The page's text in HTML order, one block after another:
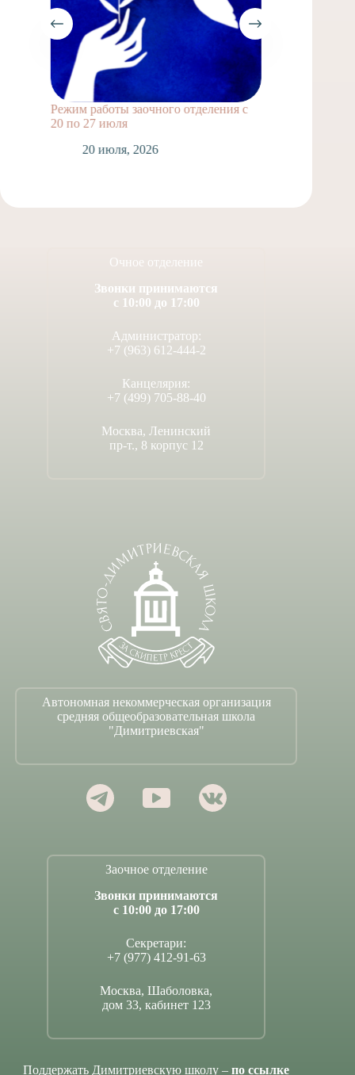
Режим работы заочного отделения с
20 по 27 июля
20 июля, 2026
Очное отделение
Звонки принимаются
с 10:00 до 17:00
Администратор:
+7 (963) 612-444-2
Канцелярия:
+7 (499) 705-88-40
Москва, Ленинский
пр-т., 8 корпус 12
Автономная некоммерческая организация
средняя общеобразовательная школа
"Димитриевская"
Заочное отделение
Звонки принимаются
с 10:00 до 17:00
Секретари:
+7 (977) 412-91-63
Москва, Шаболовка,
дом 33, кабинет 123
Поддержать Димитриевскую школу –по ссылке